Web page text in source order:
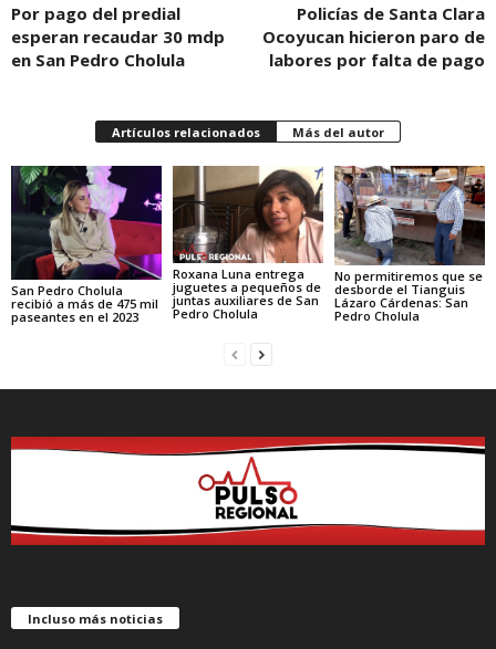
Por pago del predial
esperan recaudar 30 mdp
en San Pedro Cholula
Policías de Santa Clara
Ocoyucan hicieron paro de
labores por falta de pago
Artículos relacionados Más del autor
San Pedro Cholula
recibió a más de 475 mil
paseantes en el 2023
Roxana Luna entrega
juguetes a pequeños de
juntas auxiliares de San
Pedro Cholula
No permitiremos que se
desborde el Tianguis
Lázaro Cárdenas: San
Pedro Cholula
Incluso más noticias